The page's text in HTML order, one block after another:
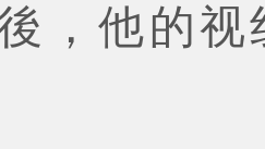
的视线